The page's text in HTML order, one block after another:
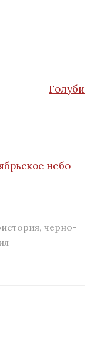
Голуби
небо
, черно-